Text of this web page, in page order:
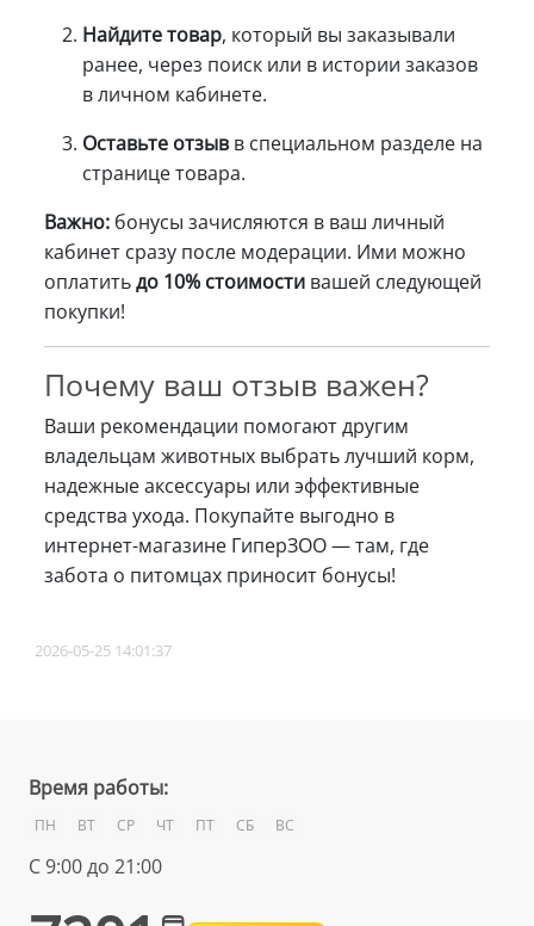
Найдите товар, который вы заказывали
ранее, через поиск или в истории заказов
в личном кабинете.
Оставьте отзывв специальном разделе на
странице товара.
Важно:бонусы зачисляются в ваш личный
кабинет сразу после модерации. Ими можно
оплатитьдо 10% стоимостивашей следующей
покупки!
Почему ваш отзыв важен?
Ваши рекомендации помогают другим
владельцам животных выбрать лучший корм,
надежные аксессуары или эффективные
средства ухода. Покупайте выгодно в
интернет-магазине ГиперЗОО — там, где
забота о питомцах приносит бонусы!
2026-05-25 14:01:37
Время работы:
ПН ВТ СР ЧТ ПТ СБ ВС
С 9:00 до 21:00